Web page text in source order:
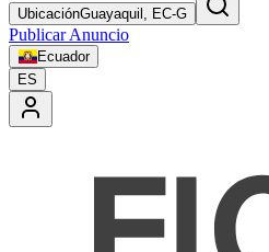
UbicaciónGuayaquil, EC-G
Publicar Anuncio
Ecuador
ES